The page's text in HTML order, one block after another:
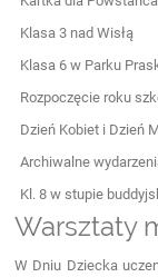
Klasa 3 nad Wisłą
Klasa 6 w Parku
Rozpoczęcie roku
Dzień Kobiet i Dzień
Archiwalne
Kl. 8 w stupie
Warsztaty
W Dniu Dziecka